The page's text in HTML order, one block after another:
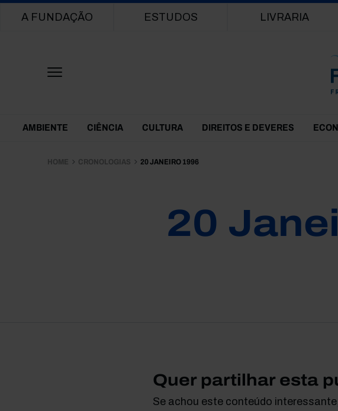
Main navigation
A FUNDAÇÃO ESTUDOS LIVRARIA
Themes Menu
AMBIENTE CIÊNCIA CULTURA DIREITOS E DEVERES
HOME CRONOLOGIAS 20 JANEIRO 1996
20
Quer partilhar esta
Se achou este conteúdo